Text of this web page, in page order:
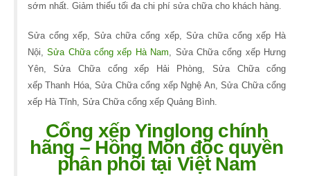
sớm nhất. Giảm thiểu tối đa chi phí sửa chữa cho khách hàng.
Sửa cổng xếp, Sửa chữa cổng xếp, Sửa chữa cổng xếp Hà
Nội,Sửa Chữa cổng xếp Hà Nam , Sửa Chữa cổng xếp Hưng
Yên, Sửa Chữa cổng xếp Hải Phòng, Sửa Chữa cổng
xếp Thanh Hóa, Sửa Chữa cổng xếp Nghệ An, Sửa Chữa cổng
xếp Hà Tĩnh, Sửa Chữa cổng xếp Quảng Bình.
Cổng xếp Yinglong chính
hãng – Hồng Môn độc quyền
phân phối tại Việt Nam